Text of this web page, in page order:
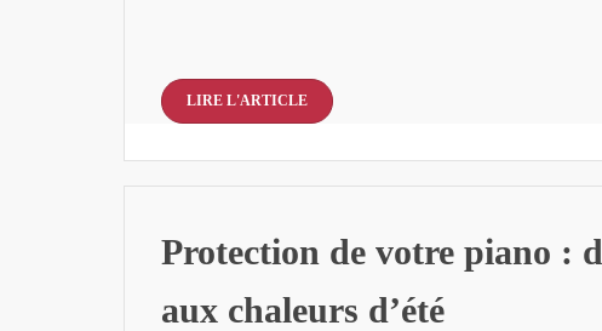
LIRE L'ARTICLE
Protection de votre piano :
aux chaleurs d’été